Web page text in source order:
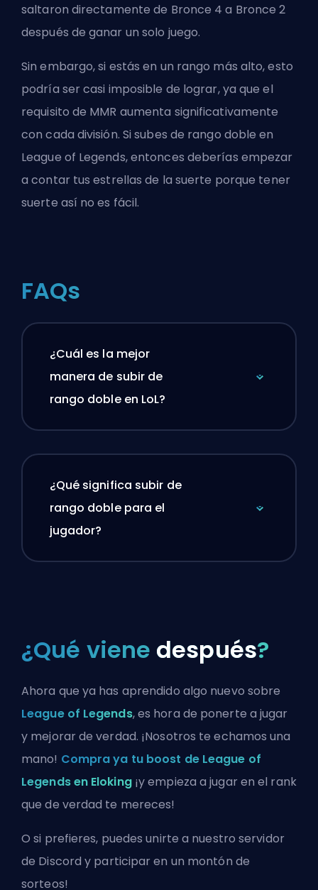
saltaron directamente de Bronce 4 a Bronce 2
después de ganar un solo juego.
Sin embargo, si estás en un rango más alto, esto
podría ser casi imposible de lograr, ya que el
requisito de MMR aumenta significativamente
con cada división. Si subes de rango doble en
League of Legends, entonces deberías empezar
a contar tus estrellas de la suerte porque tener
suerte así no es fácil.
FAQs
¿Cuál es la mejor
manera de subir de
rango doble en LoL?
¿Qué significa subir de
rango doble para el
jugador?
¿Qué viene después?
Ahora que ya has aprendido algo nuevo sobre
League of Legends, es hora de ponerte a jugar
y mejorar de verdad. ¡Nosotros te echamos una
mano! Compra ya tu boost de League of
Legends en Eloking¡y empieza a jugar en el rank
que de verdad te mereces!
O si prefieres, puedesunirte a nuestro servidor
de Discord y participar en un montón de
sorteos!